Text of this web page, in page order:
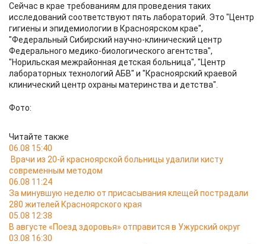
Сейчас в крае требованиям для проведения таких
исследований соответствуют пять лабораторий. Это "Центр
гигиены и эпидемиологии в Красноярском крае",
"Федеральный Сибирский научно-клинический центр
Федерального медико-биологического агентства",
"Норильская межрайонная детская больница", "Центр
лабораторных технологий АБВ" и "Красноярский краевой
клинический центр охраны материнства и детства".
Фото:
Читайте также
06.08 15:40
Врачи из 20-й красноярской больницы удалили кисту
современным методом
06.08 11:24
За минувшую неделю от присасывания клещей пострадали
280 жителей Красноярского края
05.08 12:38
В августе «Поезд здоровья» отправится в Ужурский округ
03.08 16:30